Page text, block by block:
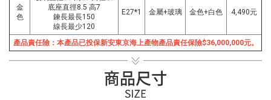
金
色
底座直徑8.5 高7
鍊長最長150
線長最少120
E27*1 金屬+玻璃 金色+白色 4,490元
產品責任險：本產品已投保新安東京海上產物產品責任保險$36,000,000元。